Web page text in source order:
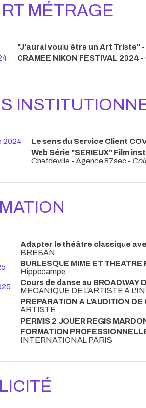
MÉTRAGE
"J'aurai voulu être un Art Triste" -
CRAMEE NIKON FESTIVAL 2024 -
2024 Le sens du Service Client
Web Série "SERIEUX" Film
Chefdeville - Agence 87sec -
Adapter le théâtre classique
BREBAN
BURLESQUE MIME ET
Hippocampe
Cours de danse au BROADWAY
MECANIQUE DE L'ARTISTE A
PREPARATION A L'AUDITION DE
ARTISTE
PERMIS 2 JOUER REGIS
FORMATION
INTERNATIONAL PARIS